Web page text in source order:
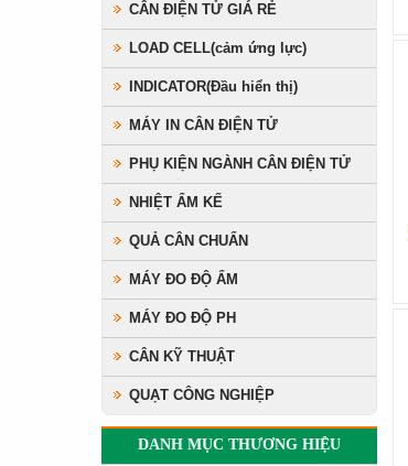
CÂN ĐIỆN TỬ GIÁ RẺ
LOAD CELL(cảm ứng lực)
INDICATOR(Đầu hiển thị)
MÁY IN CÂN ĐIỆN TỬ
PHỤ KIỆN NGÀNH CÂN ĐIỆN TỬ
NHIỆT ẨM KẾ
QUẢ CÂN CHUẨN
MÁY ĐO ĐỘ ẨM
MÁY ĐO ĐỘ PH
CÂN KỸ THUẬT
QUẠT CÔNG NGHIỆP
DANH MỤC THƯƠNG HIỆU